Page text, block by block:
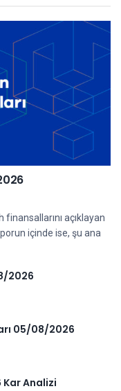
açıklayan
içinde ise, şu ana
2026
05/08/2026
Kar Analizi